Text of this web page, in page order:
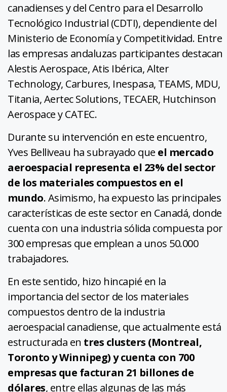
canadienses y del Centro para el Desarrollo
Tecnológico Industrial (CDTI), dependiente del
Ministerio de Economía y Competitividad. Entre
las empresas andaluzas participantes destacan
Alestis Aerospace, Atis Ibérica, Alter
Technology, Carbures, Inespasa, TEAMS, MDU,
Titania, Aertec Solutions, TECAER, Hutchinson
Aerospace y CATEC.
Durante su intervención en este encuentro,
Yves Belliveau ha subrayado que el mercado
aeroespacial representa el 23% del sector
de los materiales compuestos en el
mundo. Asimismo, ha expuesto las principales
características de este sector en Canadá, donde
cuenta con una industria sólida compuesta por
300 empresas que emplean a unos 50.000
trabajadores.
En este sentido, hizo hincapié en la
importancia del sector de los materiales
compuestos dentro de la industria
aeroespacial canadiense, que actualmente está
estructurada en tres clusters (Montreal,
Toronto y Winnipeg) y cuenta con 700
empresas que facturan 21 billones de
dólares, entre ellas algunas de las más